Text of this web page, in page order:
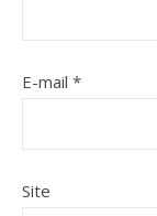
E-mail *
Site